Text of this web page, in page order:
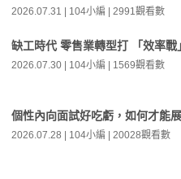
2026.07.31 | 104小編 | 2991觀看數
缺工時代 零售業轉型打 「效率戰」
2026.07.30 | 104小編 | 1569觀看數
個性內向面試好吃虧，如何才能
2026.07.28 | 104小編 | 20028觀看數